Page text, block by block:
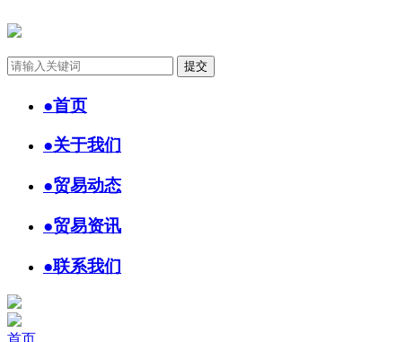
●首页
●关于我们
●贸易动态
●贸易资讯
●联系我们